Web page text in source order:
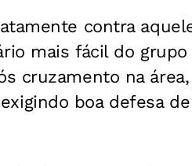
contra
mais fácil do grupo
cruzamento na área,
boa defesa